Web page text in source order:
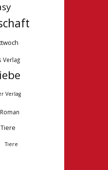
Verlag
Verlag
Roman
Tiere